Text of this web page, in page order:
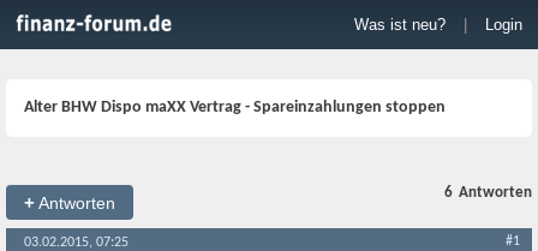
Was ist neu? Login
Alter BHW Dispo maXX Vertrag - Spareinzahlungen stoppen
+Antworten
6 Antworten
03.02.2015, 07:25 #1